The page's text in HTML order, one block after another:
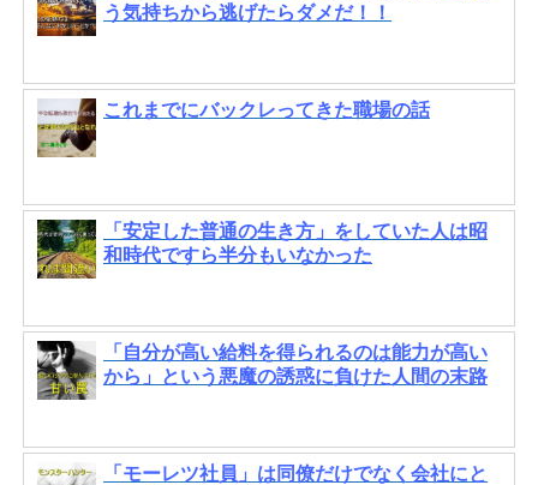
う気持ちから逃げたらダメだ！！
これまでにバックレってきた職場の話
「安定した普通の生き方」をしていた人は昭
和時代ですら半分もいなかった
「自分が高い給料を得られるのは能力が高い
から」という悪魔の誘惑に負けた人間の末路
「モーレツ社員」は同僚だけでなく会社にと